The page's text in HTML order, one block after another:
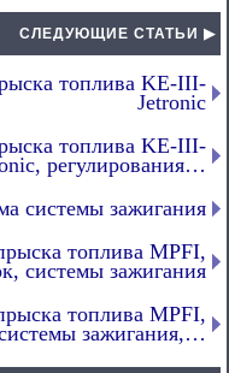
СЛЕДУЮЩИЕ СТАТЬИ ▶
топлива KE-III-
Jetronic
топлива KE-III-
регулирования…
системы зажигания
топлива MPFI,
системы зажигания
топлива MPFI,
зажигания,…